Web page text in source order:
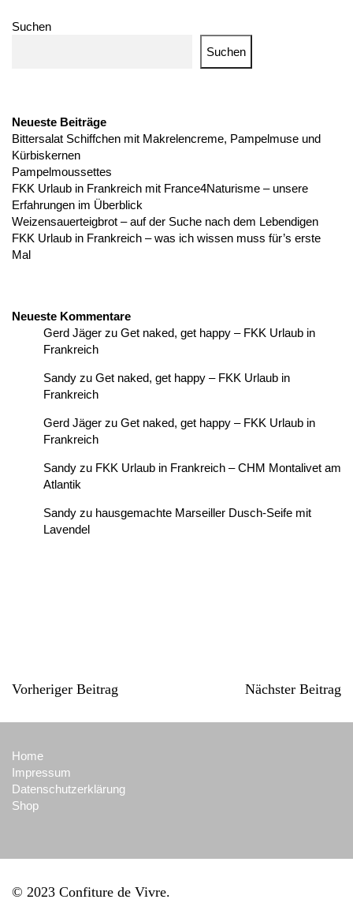
Suchen
Suchen
Neueste Beiträge
Bittersalat Schiffchen mit Makrelencreme, Pampelmuse und
Kürbiskernen
Pampelmoussettes
FKK Urlaub in Frankreich mit France4Naturisme – unsere
Erfahrungen im Überblick
Weizensauerteigbrot – auf der Suche nach dem Lebendigen
FKK Urlaub in Frankreich – was ich wissen muss für’s erste
Mal
Neueste Kommentare
Gerd Jäger zu Get naked, get happy – FKK Urlaub in
Frankreich
Sandy zu Get naked, get happy – FKK Urlaub in
Frankreich
Gerd Jäger zu Get naked, get happy – FKK Urlaub in
Frankreich
Sandy zu FKK Urlaub in Frankreich – CHM Montalivet am
Atlantik
Sandy zu hausgemachte Marseiller Dusch-Seife mit
Lavendel
Vorheriger Beitrag Nächster Beitrag
Home
Impressum
Datenschutzerklärung
Shop
© 2023 Confiture de Vivre